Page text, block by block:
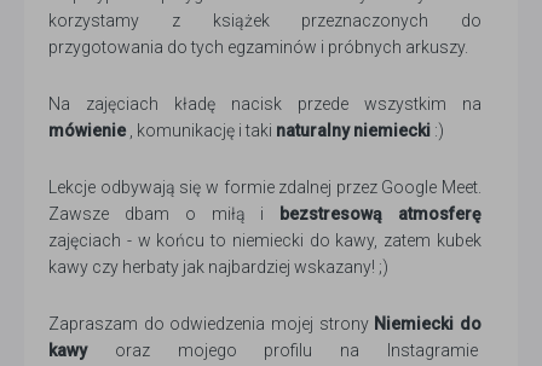
korzystamy z książek przeznaczonych do
przygotowania do tych egzaminów i próbnych arkuszy.
Na zajęciach kładę nacisk przede wszystkim na
mówienie, komunikację i taki naturalny niemiecki :)
Lekcje odbywają się w formie zdalnej przez Google Meet.
Zawsze dbam o miłą i
bezstresową atmosferę
zajęciach - w końcu to niemiecki do kawy, zatem kubek
kawy czy herbaty jak najbardziej wskazany! ;)
Zapraszam do odwiedzenia mojej strony Niemiecki do
kawyoraz mojego profilu na Instagramie